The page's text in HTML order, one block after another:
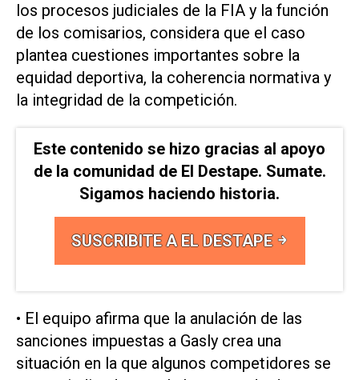
⁠los procesos judiciales de la FIA y la función
de los comisarios, considera que el caso
plantea cuestiones importantes ​sobre la
‌equidad deportiva, la coherencia normativa y
la integridad de la competición.
Este contenido se hizo gracias al apoyo
de la comunidad de El Destape. Sumate.
Sigamos haciendo historia.
SUSCRIBITE A EL DESTAPE
• El equipo afirma que la anulación de las
sanciones impuestas a Gasly crea ⁠una
situación en la que algunos competidores se